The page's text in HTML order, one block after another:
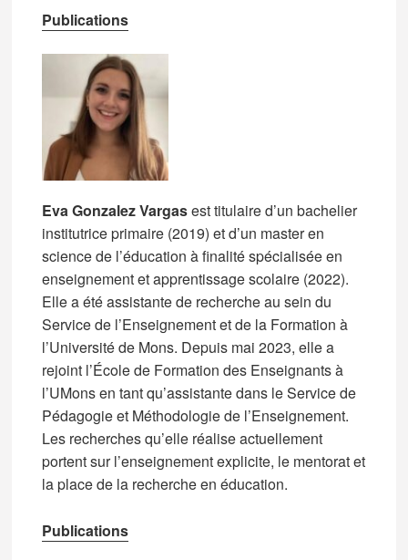
Publications
Eva Gonzalez Vargasest titulaire d’un bachelier
institutrice primaire (2019) et d’un master en
science de l’éducation à finalité spécialisée en
enseignement et apprentissage scolaire (2022).
Elle a été assistante de recherche au sein du
Service de l’Enseignement et de la Formation à
l’Université de Mons. Depuis mai 2023, elle a
rejoint l’École de Formation des Enseignants à
l’UMons en tant qu’assistante dans le Service de
Pédagogie et Méthodologie de l’Enseignement.
Les recherches qu’elle réalise actuellement
portent sur l’enseignement explicite, le mentorat et
la place de la recherche en éducation.
Publications